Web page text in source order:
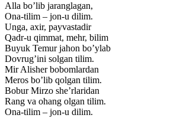
Alla bo’lib jaranglagan,
Ona-tilim – jon-u dilim.
Unga, axir, payvastadir
Qadr-u qimmat, mehr, bilim
Buyuk Temur jahon bo’ylab
Dovrug’ini solgan tilim.
Mir Alisher bobomlardan
Meros bo’lib qolgan tilim.
Bobur Mirzo she’rlaridan
Rang va ohang olgan tilim.
Ona-tilim – jon-u dilim.